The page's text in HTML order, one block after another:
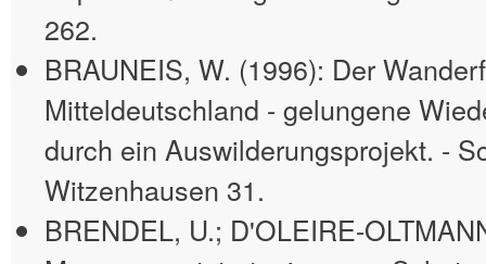
262.
BRAUNEIS, W. (1996): Der
Mitteldeutschland - gelungene
durch ein Auswilderungsprojekt. -
Witzenhausen 31.
BRENDEL, U.; D'OLEIRE-